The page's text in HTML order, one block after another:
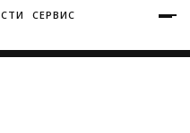
СЕРВИС